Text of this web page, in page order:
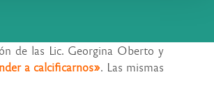
de las Lic. Georgina Oberto y
a calcificarnos». Las mismas